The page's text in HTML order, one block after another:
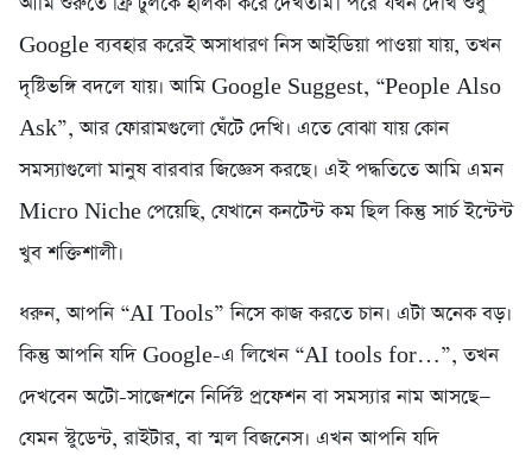
Google ব্যবহার করেই অসাধারণ নিস আইডিয়া পাওয়া যায়, তখন
দৃষ্টিভঙ্গি বদলে যায়। আমি Google Suggest, “People Also
Ask”, আর ফোরামগুলো ঘেঁটে দেখি। এতে বোঝা যায় কোন
সমস্যাগুলো মানুষ বারবার জিজ্ঞেস করছে। এই পদ্ধতিতে আমি এমন
Micro Niche পেয়েছি, যেখানে কনটেন্ট কম ছিল কিন্তু সার্চ ইন্টেন্ট
খুব শক্তিশালী।
ধরুন, আপনি “AI Tools” নিসে কাজ করতে চান। এটা অনেক বড়।
কিন্তু আপনি যদি Google-এ লিখেন “AI tools for…”, তখন
দেখবেন অটো-সাজেশনে নির্দিষ্ট প্রফেশন বা সমস্যার নাম আসছে—
যেমন স্টুডেন্ট, রাইটার, বা স্মল বিজনেস। এখন আপনি যদি